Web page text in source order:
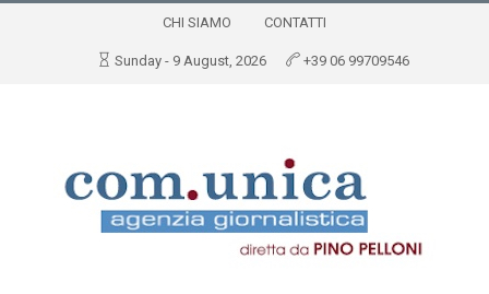
CHI SIAMO CONTATTI
Sunday - 9 August, 2026 +39 06 99709546